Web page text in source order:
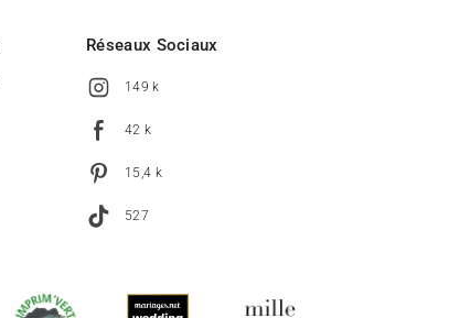
Réseaux Sociaux
149 k
42 k
15,4 k
527